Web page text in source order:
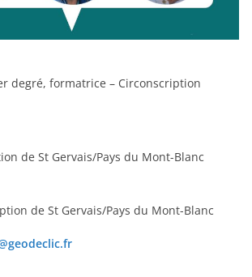
degré, formatrice – Circonscription
de St Gervais/Pays du Mont-Blanc
de St Gervais/Pays du Mont-Blanc